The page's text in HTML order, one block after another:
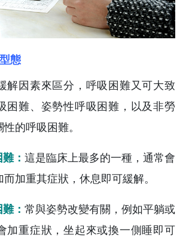
態
解因素來區分，呼吸困難又可大致
困難、姿勢性呼吸困難，以及非勞
的呼吸困難。
： 這是臨床上最多的一種，通常會
加重其症狀，休息即可緩解。
： 常與姿勢改變有關，例如平躺或
加重症狀，坐起來或換一側睡即可